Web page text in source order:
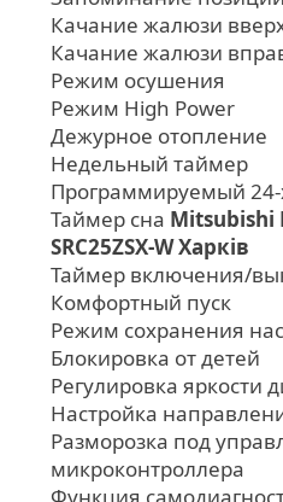
Качание жалюзи
Качание жалюзи
Режим осушения
Режим High Power
Дежурное отопление
Недельный таймер
Программируемый
Таймер сна Mitsubishi
SRC25ZSX-W Харків
Таймер включения/
Комфортный пуск
Режим сохранения
Блокировка от детей
Регулировка яркости
Настройка
Разморозка под
микроконтроллера